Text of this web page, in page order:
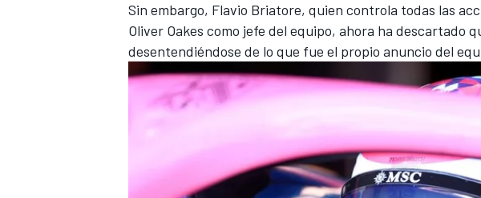
FÓRMULA E
Sin embargo, Flavio Briatore, quien controla todas las
Oliver Oakes como jefe del equipo, ahora ha descartado
desentendiéndose de lo que fue el propio anuncio del